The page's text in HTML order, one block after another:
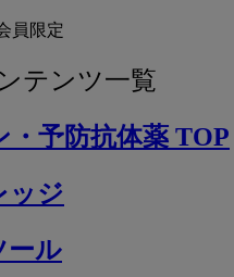
員限定
テンツ一覧
・予防抗体薬 TOP
ッジ
ール